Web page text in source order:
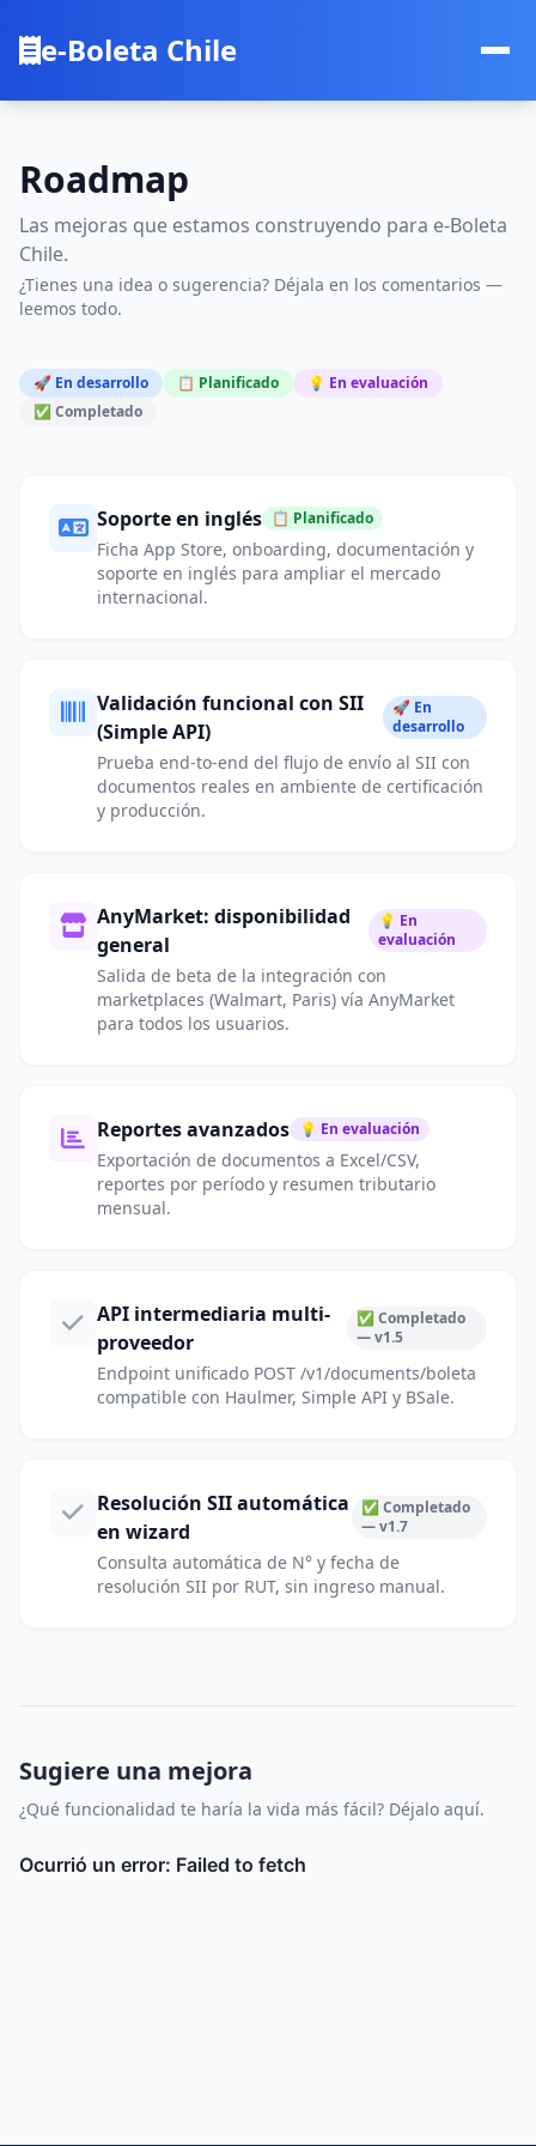
e-Boleta Chile
Roadmap
Las mejoras que estamos construyendo para e-Boleta
Chile.
¿Tienes una idea o sugerencia? Déjala en los comentarios —
leemos todo.
🚀 En desarrollo 📋 Planificado
💡 En evaluación
✅ Completado
Soporte en inglés 📋 Planificado
Ficha App Store, onboarding, documentación y
soporte en inglés para ampliar el mercado
internacional.
Validación funcional con SII
(Simple API)
🚀 En
desarrollo
Prueba end-to-end del flujo de envío al SII con
documentos reales en ambiente de certificación
y producción.
AnyMarket: disponibilidad
general
💡 En
evaluación
Salida de beta de la integración con
marketplaces (Walmart, Paris) vía AnyMarket
para todos los usuarios.
Reportes avanzados 💡 En evaluación
Exportación de documentos a Excel/CSV,
reportes por período y resumen tributario
mensual.
API intermediaria multi-
proveedor
✅ Completado
— v1.5
Endpoint unificado POST /v1/documents/boleta
compatible con Haulmer, Simple API y BSale.
Resolución SII automática
en wizard
✅ Completado
— v1.7
Consulta automática de N° y fecha de
resolución SII por RUT, sin ingreso manual.
Sugiere una mejora
¿Qué funcionalidad te haría la vida más fácil? Déjalo aquí.